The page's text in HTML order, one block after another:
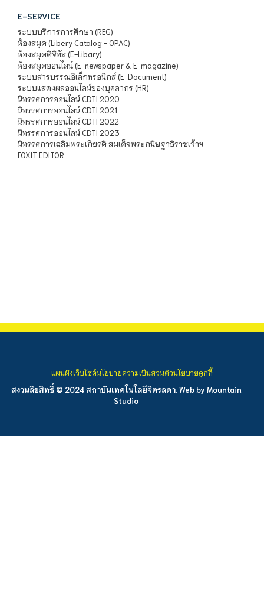
E-SERVICE
ระบบบริการการศึกษา (REG)
ห้องสมุด (Libery Catalog - OPAC)
ห้องสมุดดิจิทัล (E-Libary)
ห้องสมุดออนไลน์ (E-newspaper & E-magazine)
ระบบสารบรรณอิเล็กทรอนิกส์ (E-Document)
ระบบแสดงผลออนไลน์ของบุคลากร (HR)
นิทรรศการออนไลน์ CDTI 2020
นิทรรศการออนไลน์ CDTI 2021
นิทรรศการออนไลน์ CDTI 2022
นิทรรศการออนไลน์ CDTI 2023
นิทรรศการเฉลิมพระเกียรติ สมเด็จพระกนิษฐาธิราชเจ้าฯ
FOXIT EDITOR
สงวนลิขสิทธิ์ © 2024 สถาบันเทคโนโลยีจิตรลดา. Web by Mountain
Studio
แผนผังเว็บไซต์นโยบายความเป็นส่วนตัวนโยบายคุกกี้